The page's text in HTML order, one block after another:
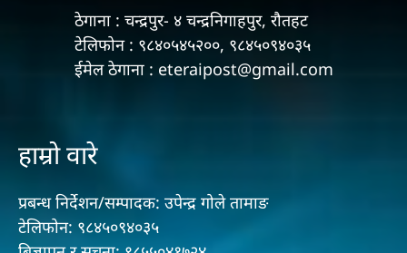
ठेगाना : चन्द्रपुर- ४ चन्द्रनिगाहपुर, रौतहट
टेलिफोन : ९८४०५४५२००, ९८४५०९४०३५
ईमेल ठेगाना : eteraipost@gmail.com
हाम्रो वारे
प्रबन्ध निर्देशन/सम्पादक: उपेन्द्र गोले तामाङ
टेलिफोन: ९८४५०९४०३५